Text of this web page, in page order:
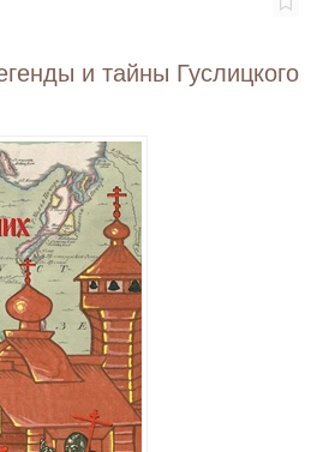
и тайны Гуслицкого